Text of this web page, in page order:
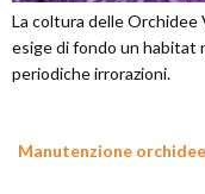
La coltura delle Orchidee
esige di fondo un habitat
periodiche irrorazioni.
Manutenzione orchidee